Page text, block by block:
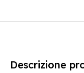
Descrizione